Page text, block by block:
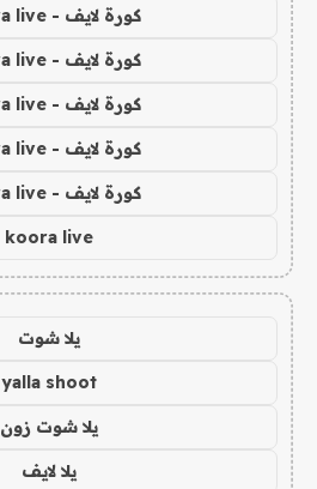
كورة لايف - koora live
كورة لايف - koora live
كورة لايف - koora live
كورة لايف - koora live
كورة لايف - koora live
koora live
يلا شوت
yalla shoot
يلا شوت زون
يلا لايف